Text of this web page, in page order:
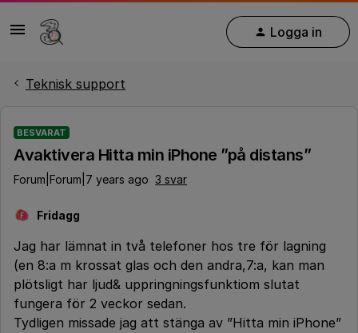
Logga in
Teknisk support
BESVARAT
Avaktivera Hitta min iPhone ”på distans”
Forum|Forum|7 years ago 3 svar
F Fridagg
Jag har lämnat in två telefoner hos tre för lagning
(en 8:a m krossat glas och den andra,7:a, kan man
plötsligt har ljud& uppringningsfunktiom slutat
fungera för 2 veckor sedan.
Tydligen missade jag att stänga av ”Hitta min iPhone”